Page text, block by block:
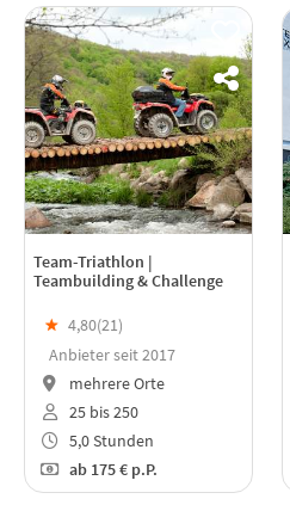
Team-Triathlon |
Teambuilding & Challenge
★ 4,80(21)
Anbieter seit 2017
mehrere Orte
25 bis 250
5,0 Stunden
ab175 € p.P.